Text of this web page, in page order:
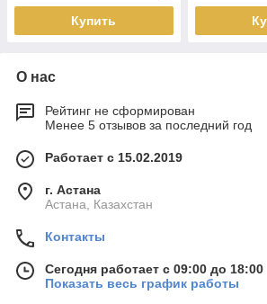
Купить
О нас
Рейтинг не сформирован
Менее 5 отзывов за последний год
Работает с 15.02.2019
г. Астана
Астана, Казахстан
Контакты
Сегодня работает с 09:00 до 18:00
Показать весь график работы